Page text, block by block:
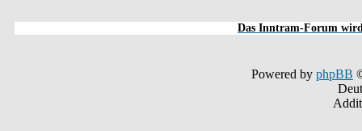
Das Inntram-Forum
Powered by phpBB